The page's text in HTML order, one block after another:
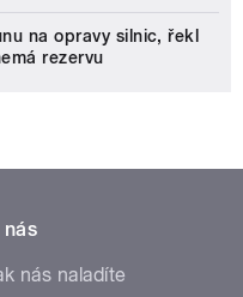
na opravy silnic, řekl
rezervu
nás
nás naladíte